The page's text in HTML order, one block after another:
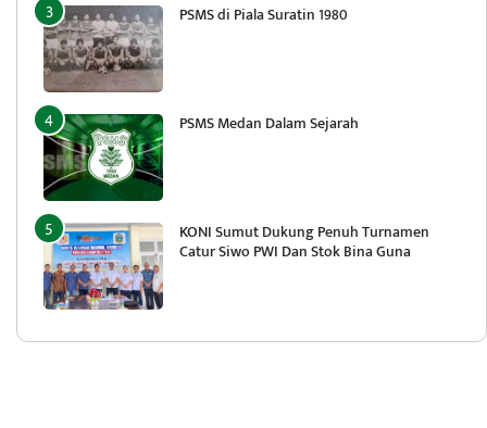
PSMS di Piala Suratin 1980
PSMS Medan Dalam Sejarah
KONI Sumut Dukung Penuh Turnamen
Catur Siwo PWI Dan Stok Bina Guna